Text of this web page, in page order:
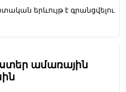
երևույթ է գրանցվելու
ամառային